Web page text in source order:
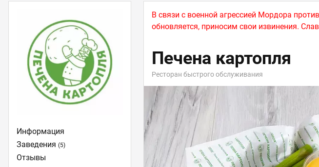
В связи с военной агрессией Мордора
обновляется, приносим свои извинения.
Печена картопля
Ресторан быстрого обслуживания
Информация
Заведения(5)
Отзывы